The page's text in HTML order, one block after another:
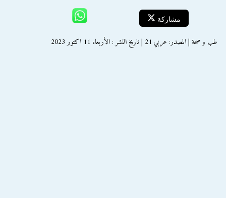
مشاركة
طب و صحة | المصدر: عربي 21 | تاريخ النشر : الأربعاء 11 اكتوبر 2023